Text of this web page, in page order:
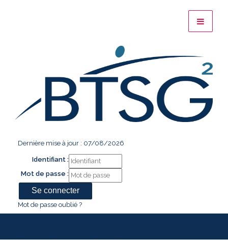
Dernière mise à jour : 07/08/2026
Identifiant :
Mot de passe :
Mot de passe oublié ?